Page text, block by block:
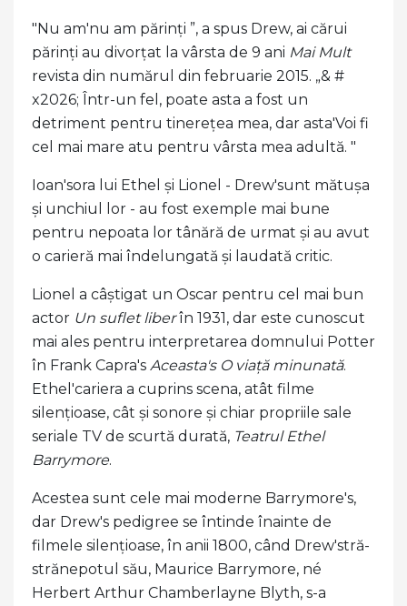
"Nu am'nu am părinți ”, a spus Drew, ai cărui
părinți au divorțat la vârsta de 9 ani Mai Mult
revista din numărul din februarie 2015. „& #
x2026; Într-un fel, poate asta a fost un
detriment pentru tinerețea mea, dar asta'Voi fi
cel mai mare atu pentru vârsta mea adultă. "
Ioan'sora lui Ethel și Lionel - Drew'sunt mătușa
și unchiul lor - au fost exemple mai bune
pentru nepoata lor tânără de urmat și au avut
o carieră mai îndelungată și laudată critic.
Lionel a câștigat un Oscar pentru cel mai bun
actor Un suflet liberîn 1931, dar este cunoscut
mai ales pentru interpretarea domnului Potter
în Frank Capra's Aceasta's O viață minunată.
Ethel'cariera a cuprins scena, atât filme
silențioase, cât și sonore și chiar propriile sale
seriale TV de scurtă durată, Teatrul Ethel
Barrymore.
Acestea sunt cele mai moderne Barrymore's,
dar Drew's pedigree se întinde înainte de
filmele silențioase, în anii 1800, când Drew'stră-
strănepotul său, Maurice Barrymore, né
Herbert Arthur Chamberlayne Blyth, s-a